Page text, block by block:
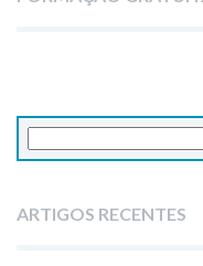
Pesquisar
por:
ARTIGOS RECENTES